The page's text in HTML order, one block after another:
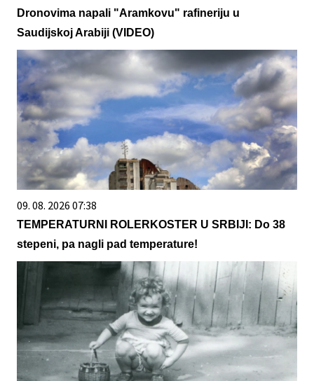
Dronovima napali "Aramkovu" rafineriju u
Saudijskoj Arabiji (VIDEO)
09. 08. 2026 07:38
TEMPERATURNI ROLERKOSTER U SRBIJI: Do 38
stepeni, pa nagli pad temperature!